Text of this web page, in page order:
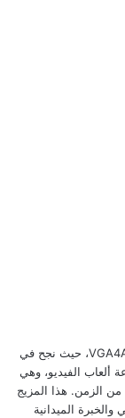
يُعد عبد الرحمن الرملي أحد الأقلام البارزة في موقع VGA4A، حيث نجح في
ألعاب الفيديو، وهي
الزمن. هذا المزيج
والخبرة الميدانية